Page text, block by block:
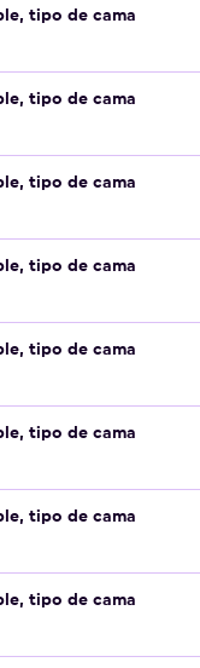
tipo de cama
tipo de cama
tipo de cama
tipo de cama
tipo de cama
tipo de cama
tipo de cama
tipo de cama